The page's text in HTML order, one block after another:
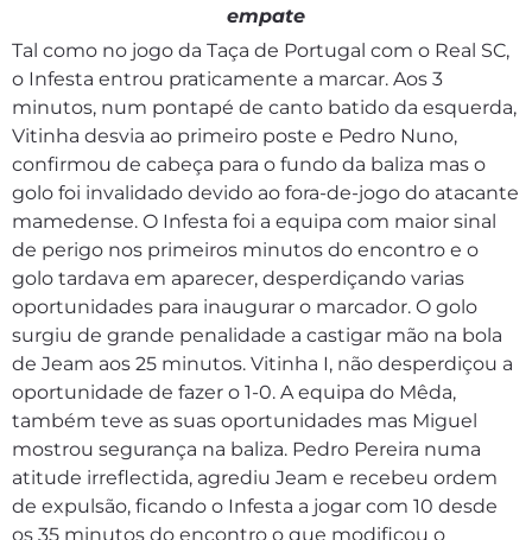
empate
Tal como no jogo da Taça de Portugal com o Real SC,
o Infesta entrou praticamente a marcar. Aos 3
minutos, num pontapé de canto batido da esquerda,
Vitinha desvia ao primeiro poste e Pedro Nuno,
confirmou de cabeça para o fundo da baliza mas o
golo foi invalidado devido ao fora-de-jogo do atacante
mamedense. O Infesta foi a equipa com maior sinal
de perigo nos primeiros minutos do encontro e o
golo tardava em aparecer, desperdiçando varias
oportunidades para inaugurar o marcador. O golo
surgiu de grande penalidade a castigar mão na bola
de Jeam aos 25 minutos. Vitinha I, não desperdiçou a
oportunidade de fazer o 1-0. A equipa do Mêda,
também teve as suas oportunidades mas Miguel
mostrou segurança na baliza. Pedro Pereira numa
atitude irreflectida, agrediu Jeam e recebeu ordem
de expulsão, ficando o Infesta a jogar com 10 desde
os 35 minutos do encontro o que modificou o